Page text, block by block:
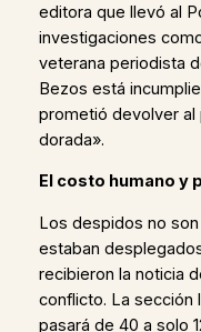
editora que llevó al
investigaciones
veterana periodista
Bezos está
prometió devolver al
dorada».
El costo humano y
Los despidos no
estaban
recibieron la noticia
conflicto. La sección
pasará de 40 a solo